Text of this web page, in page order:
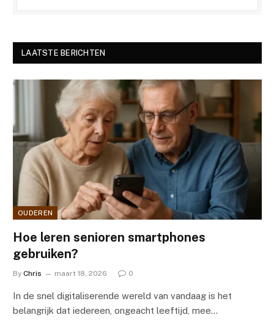
LAATSTE BERICHTEN
OUDEREN
Hoe leren senioren smartphones
gebruiken?
By Chris maart 18, 2026 0
In de snel digitaliserende wereld van vandaag is het
belangrijk dat iedereen, ongeacht leeftijd, mee…